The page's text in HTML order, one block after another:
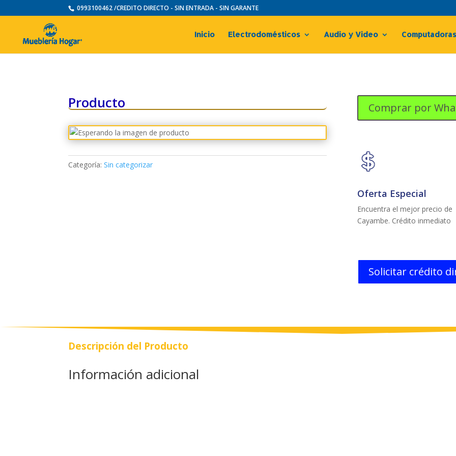
0993100462 /CREDITO DIRECTO - SIN ENTRADA - SIN GARANTE
Inicio Electrodomésticos Audio y Video Computadoras
Producto
Categoría:Sin categorizar
Comprar por
Oferta Especial
Encuentra el mejor precio de
Cayambe. Crédito inmediato
Solicitar crédito
Descripción del Producto
Información adicional